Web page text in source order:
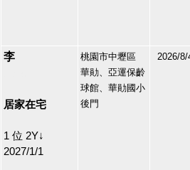
李
居家在宅
1 位 2Y↓
2027/1/1
桃園市中壢區
華勛、亞運保齡
球館、華勛國小
後門
2026/8/